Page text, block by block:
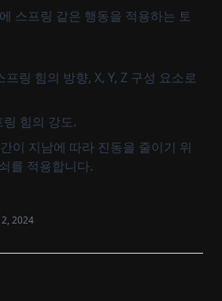
스프링 같은 행동을 적용하는 토
프링 힘의 방향, X, Y, Z 구성 요소로
링 힘의 강도.
이 지남에 따라 진동을 줄이기 위
를 적용합니다.
2024